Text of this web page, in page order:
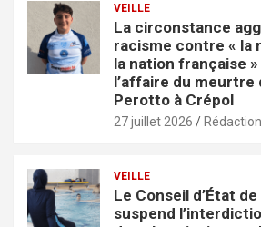
VEILLE
La circonstance
racisme contre « la
la nation française
l’affaire du meurtre
Perotto à Crépol
27 juillet 2026 Rédaction
VEILLE
Le Conseil d’État
suspend